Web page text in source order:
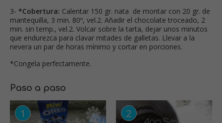
3- *Cobertura: Calentar 150 gr. nata de montar con 20 gr. de
mantequilla, 3 min. 80º, vel.2. Añadir el chocolate troceado, 2
min. sin temp., vel.2. Volcar sobre la tarta, dejar unos minutos
que endurezca para clavar mitades de galletas. Llevar a la
nevera un par de horas mínimo y cortar en porciones.
*Congela perfectamente.
Paso a paso